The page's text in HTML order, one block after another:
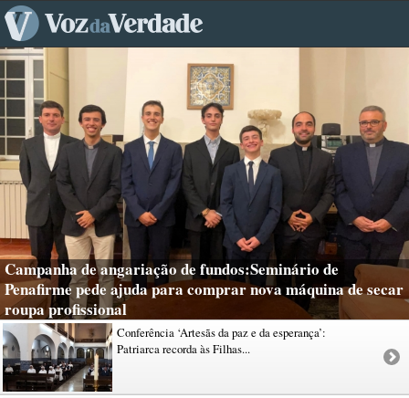
Campanha de angariação de fundos:Seminário de
Penafirme pede ajuda para comprar nova máquina de secar
roupa profissional
Conferência ‘Artesãs da paz e da esperança’:
Patriarca recorda às Filhas...